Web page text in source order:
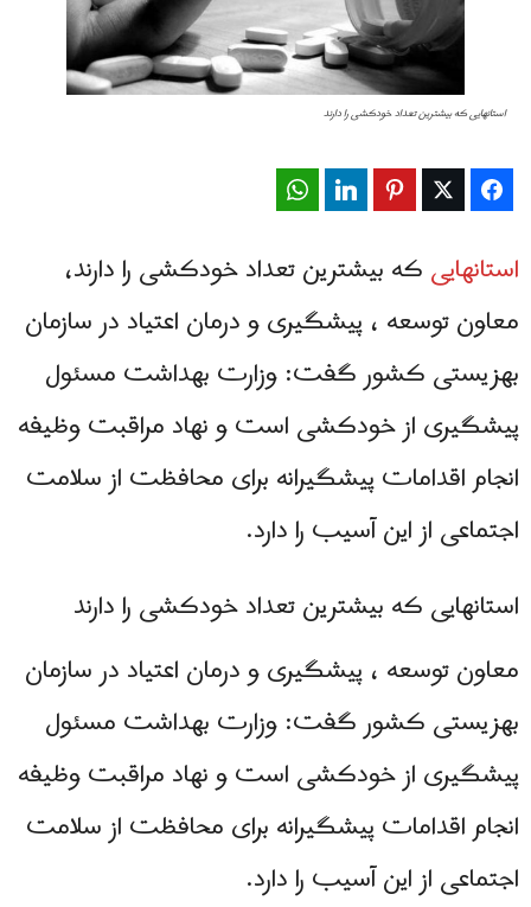
استانهایی که بیشترین تعداد خودکشی را دارند
Facebook
Twitter
Pinterest
LinkedIn
استانهاییکه بیشترین تعداد خودکشی را دارند،
معاون توسعه ، پیشگیری و درمان اعتیاد در سازمان
بهزیستی کشور گفت: وزارت بهداشت مسئول
پیشگیری از خودکشی است و نهاد مراقبت وظیفه
انجام اقدامات پیشگیرانه برای محافظت از سلامت
اجتماعی از این آسیب را دارد.
استانهایی که بیشترین تعداد خودکشی را دارند
معاون توسعه ، پیشگیری و درمان اعتیاد در سازمان
بهزیستی کشور گفت: وزارت بهداشت مسئول
پیشگیری از خودکشی است و نهاد مراقبت وظیفه
انجام اقدامات پیشگیرانه برای محافظت از سلامت
اجتماعی از این آسیب را دارد.